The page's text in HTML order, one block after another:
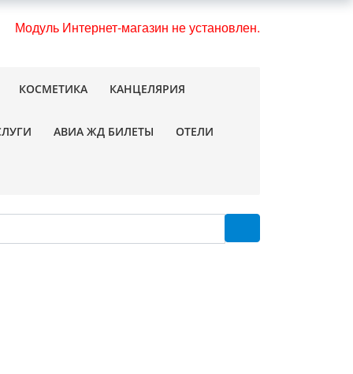
Модуль Интернет-магазин не установлен.
КОСМЕТИКА КАНЦЕЛЯРИЯ
АВИА ЖД БИЛЕТЫ ОТЕЛИ